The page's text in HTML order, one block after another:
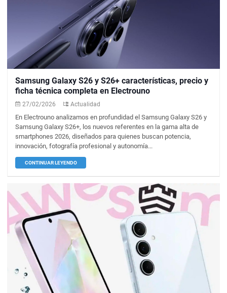
Samsung Galaxy S26 y S26+ características, precio y
ficha técnica completa en Electrouno
27/02/2026 Actualidad
En Electrouno analizamos en profundidad el Samsung Galaxy S26 y
Samsung Galaxy S26+, los nuevos referentes en la gama alta de
smartphones 2026, diseñados para quienes buscan potencia,
innovación, fotografía profesional y autonomía...
CONTINUAR LEYENDO